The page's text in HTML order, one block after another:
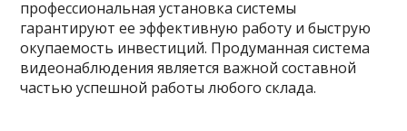
профессиональная установка системы
гарантируют ее эффективную работу и быструю
окупаемость инвестиций. Продуманная система
видеонаблюдения является важной составной
частью успешной работы любого склада.